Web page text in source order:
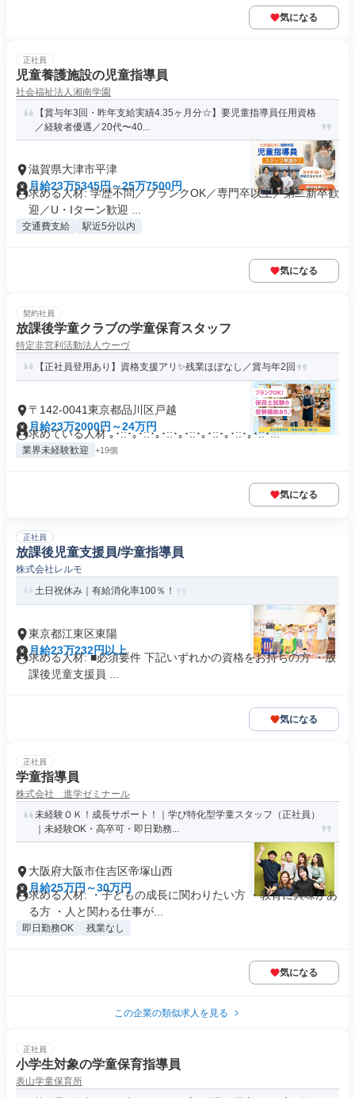
気になる
正社員
児童養護施設の児童指導員
社会福祉法人湘南学園
【賞与年3回・昨年⽀給実績4.35ヶ⽉分☆】要児童指導員任用資格
／経験者優遇／20代〜40...
滋賀県大津市平津
月給23万5345円～25万7500円
求める人材: 学歴不問／ブランクOK／専門卒以上／第二新卒歓
迎／U・Iターン歓迎 ...
交通費支給 駅近5分以内
気になる
契約社員
放課後学童クラブの学童保育スタッフ
特定非営利活動法人ウーヴ
【正社員登用あり】資格支援アリ✨残業ほぼなし／賞与年2回
〒142-0041東京都品川区戸越
月給23万2000円～24万円
求めている人材 ｡･::･｡･::･｡･::･｡･::･｡･::･｡･::･｡･::･...
業界未経験歓迎 +19個
気になる
正社員
放課後児童支援員/学童指導員
株式会社レルモ
土日祝休み｜有給消化率100％！
東京都江東区東陽
月給23万232円以上
求める人材: ■必須要件 下記いずれかの資格をお持ちの方 ・放
課後児童支援員 ...
気になる
正社員
学童指導員
株式会社 進学ゼミナール
未経験ＯＫ！成長サポート！｜学び特化型学童スタッフ（正社員）
｜未経験OK・高卒可・即日勤務...
大阪府大阪市住吉区帝塚山西
月給25万円～30万円
求める人材: ・子どもの成長に関わりたい方 ・教育に興味があ
る方 ・人と関わる仕事が...
即日勤務OK 残業なし
気になる
この企業の類似求人を見る
正社員
小学生対象の学童保育指導員
表山学童保育所